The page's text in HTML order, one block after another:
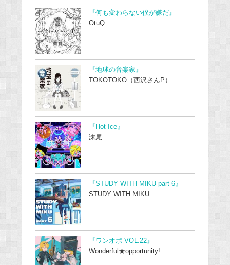
『何も変わらない僕が嫌だ』
OtuQ
『地球の音楽家』
TOKOTOKO（西沢さんP）
『Hot Ice』
沫尾
『STUDY WITH MIKU part 6』
STUDY WITH MIKU
『ワンオポ VOL.22』
Wonderful★opportunity!